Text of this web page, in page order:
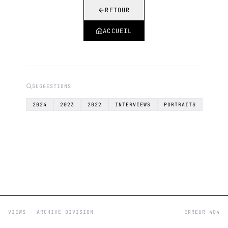
RETOUR
ACCUEIL
SUGGESTIONS
2024 2023 2022 INTERVIEWS PORTRAITS
VIEWS - ARCHIVE DIVISION ERREUR 404